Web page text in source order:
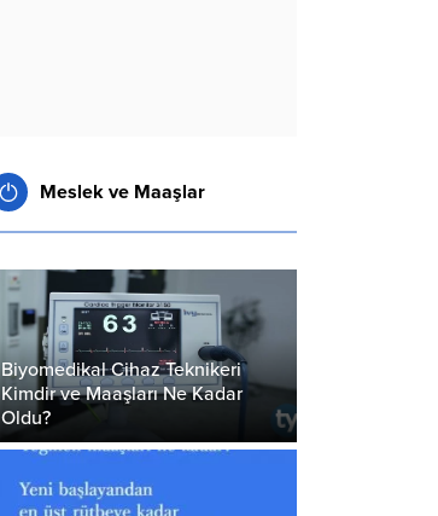
Meslek ve Maaşlar
Biyomedikal Cihaz Teknikeri
Kimdir ve Maaşları Ne Kadar
Oldu?